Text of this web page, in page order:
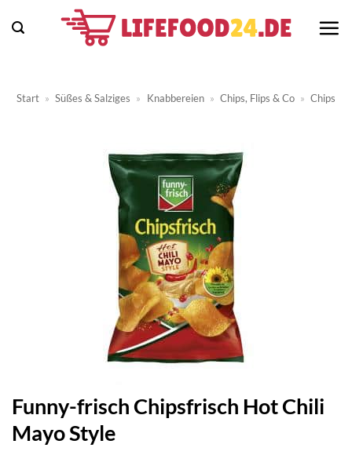
Inhalt
Start » Süßes & Salziges » Knabbereien » Chips, Flips & Co » Chips
Funny-frisch Chipsfrisch Hot Chili
Mayo Style